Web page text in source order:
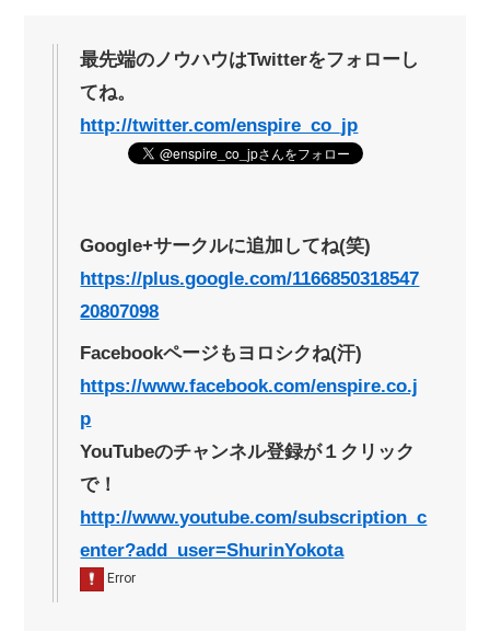
最先端のノウハウはTwitterをフォローし
てね。
http://twitter.com/enspire_co_jp
Google+サークルに追加してね(笑)
https://plus.google.com/1166850318547
20807098
Facebookページもヨロシクね(汗)
https://www.facebook.com/enspire.co.j
p
YouTubeのチャンネル登録が１クリック
で！
http://www.youtube.com/subscription_c
enter?add_user=ShurinYokota